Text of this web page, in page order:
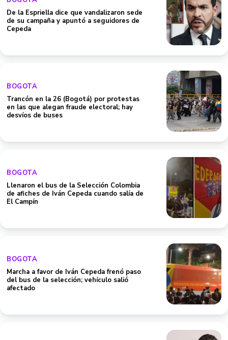
De la Espriella dice que vandalizaron sede
de su campaña y apuntó a seguidores de
Cepeda
BOGOTA
Trancón en la 26 (Bogotá) por protestas
en las que alegan fraude electoral; hay
desvíos de buses
BOGOTA
Llenaron el bus de la Selección Colombia
de afiches de Iván Cepeda cuando salía de
El Campín
BOGOTA
Marcha a favor de Iván Cepeda frenó paso
del bus de la selección; vehículo salió
afectado